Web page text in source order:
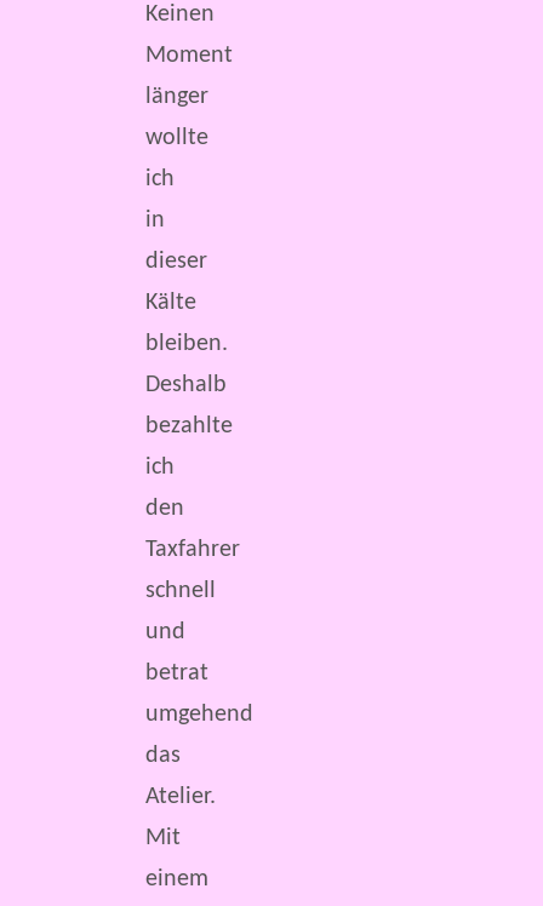
Keinen
Moment
länger
wollte
ich
in
dieser
Kälte
bleiben.
Deshalb
bezahlte
ich
den
Taxfahrer
schnell
und
betrat
umgehend
das
Atelier.
Mit
einem